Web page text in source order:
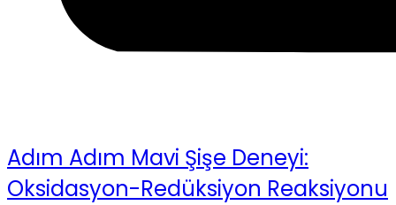
Adım Adım Mavi Şişe Deneyi:
Oksidasyon-Redüksiyon Reaksiyonu